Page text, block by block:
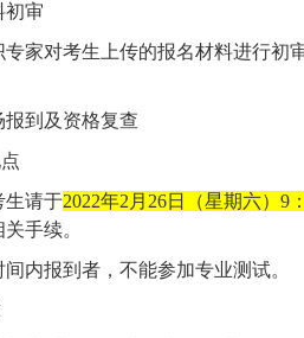
初审
专家对考生上传的报名材料进行初
报到及资格复查
生请于2022年2 月 26日（星期六） 9 ：
手续。
内报到者，不能参加专业测试。